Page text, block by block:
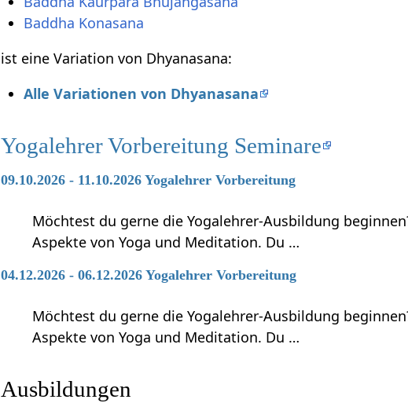
Baddha Konasana
ist eine Variation von Dhyanasana:
Alle Variationen von Dhyanasana
Yogalehrer Vorbereitung Seminare
09.10.2026 - 11.10.2026 Yogalehrer Vorbereitung
Möchtest du gerne die Yogalehrer-Ausbildung
Aspekte von Yoga und Meditation. Du …
04.12.2026 - 06.12.2026 Yogalehrer Vorbereitung
Möchtest du gerne die Yogalehrer-Ausbildung
Aspekte von Yoga und Meditation. Du …
Ausbildungen